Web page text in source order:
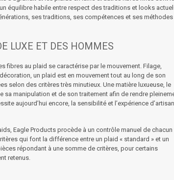
équilibre habile entre respect des traditions et looks
ses traditions, ses compétences et ses méthodes
LUXE ET DES HOMMES
fibres au plaid se caractérise par le mouvement. Filage,
un plaid est en mouvement tout au long de son
selon des critères très minutieux. Une matière luxueuse, le
manipulation et de son traitement afin de rendre
aujourd’hui encore, la sensibilité et l’expérience
Eagle Products procède à un contrôle manuel de chacun
qui font la différence entre un plaid « standard » et un
répondant à une somme de critères, pour certains
retenus.